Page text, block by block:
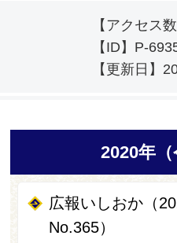
【アクセス数
【ID】 P-
【更新日】
2020年（
広報いしおか（
No.365）